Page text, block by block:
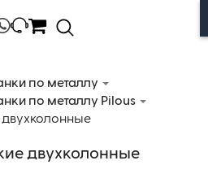
по металлу
по металлу Pilous
двухколонные
двухколонные